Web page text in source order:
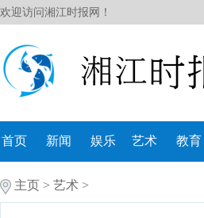
欢迎访问湘江时报网！
首页 新闻 娱乐 艺术 教育
主页 > 艺术 >